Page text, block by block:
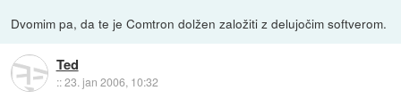
Dvomim pa, da te je Comtron dolžen založiti z delujočim softverom.
Ted
::23. jan 2006, 10:32